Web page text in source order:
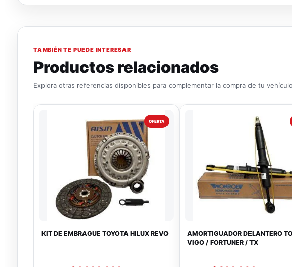
TAMBIÉN TE PUEDE INTERESAR
Productos relacionados
Explora otras referencias disponibles para complementar la compra de tu
OFERTA
KIT DE EMBRAGUE TOYOTA HILUX REVO
AMORTIGUADOR DELANTERO
VIGO / FORTUNER / TX